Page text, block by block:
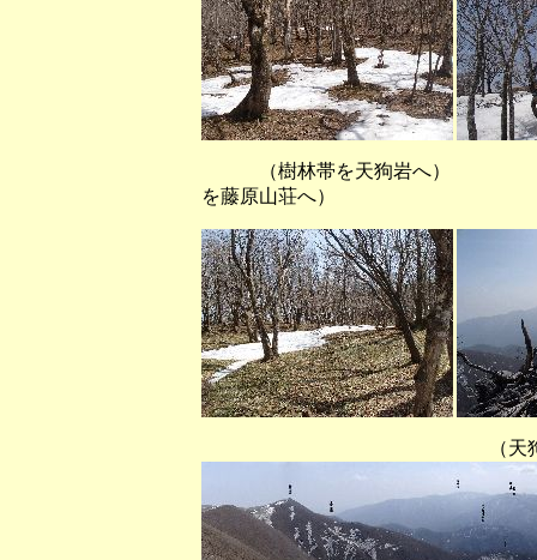
（樹林帯を天狗岩へ）
を藤原山荘へ）
（天狗岩から春霞で